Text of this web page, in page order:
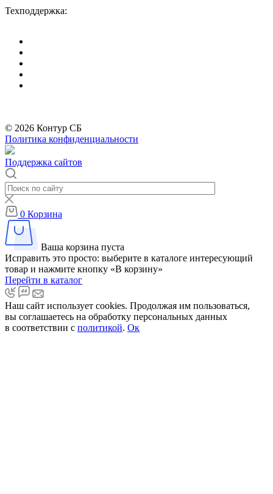
Техподдержка:
© 2026 Контур СБ
Политика конфиденциальности
Поддержка сайтов
0 Корзина
Ваша корзина пуста
Исправить это просто: выберите в каталоге интересующий
товар и нажмите кнопку «В корзину»
Перейти в каталог
Наш сайт использует cookies. Продолжая им пользоваться,
вы соглашаетесь на обработку персональных данных
в соответствии с политикой. Ок